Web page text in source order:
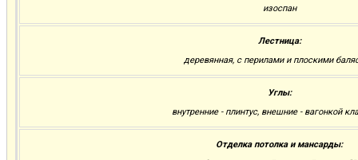
изоспан
Лестница:
деревянная, с перилами и плоскими
Углы:
внутренние - плинтус, внешние - вагонкой
Отделка потолка и мансарды: